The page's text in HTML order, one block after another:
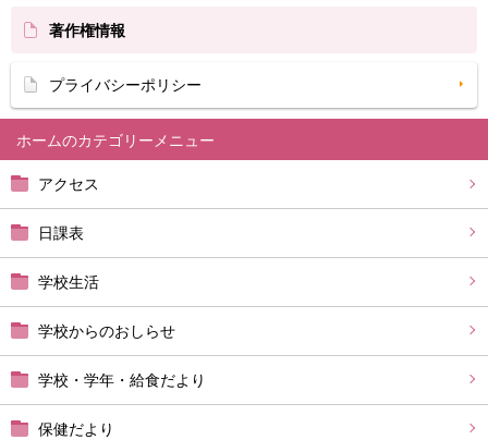
ホーム
アクセス
日課表
学校生活
学校からのおしらせ
学校・学年・給食だより
保健だより
著作権情報
プライバシーポリシー